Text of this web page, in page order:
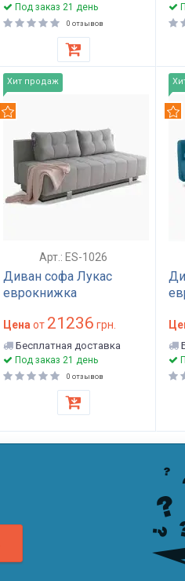
Под заказ 21 день
0 отзывов
Хит продаж
Арт.: ES-1026
Диван софа Лукас
еврокнижка
Цена от 21236 грн.
Бесплатная доставка
Под заказ 21 день
0 отзывов